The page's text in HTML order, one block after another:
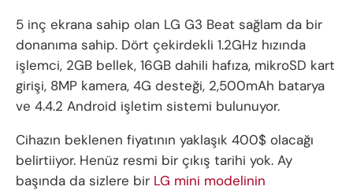
5 inç ekrana sahip olan LG G3 Beat sağlam da bir
donanıma sahip. Dört çekirdekli 1.2GHz hızında
işlemci, 2GB bellek, 16GB dahili hafıza, mikroSD kart
girişi, 8MP kamera, 4G desteği, 2,500mAh batarya
ve 4.4.2 Android işletim sistemi bulunuyor.
Cihazın beklenen fiyatının yaklaşık 400$ olacağı
belirtiiyor. Henüz resmi bir çıkış tarihi yok. Ay
başında da sizlere bir LG mini modelinin